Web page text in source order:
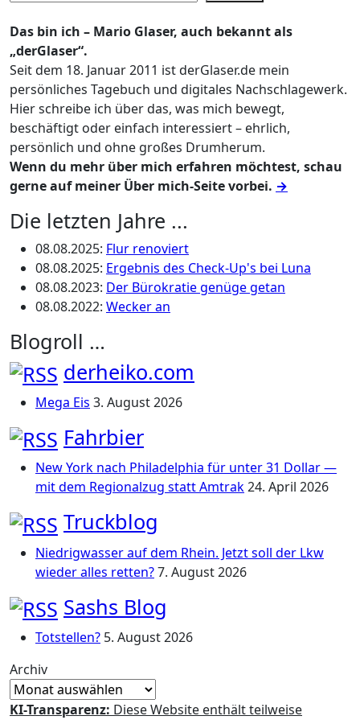
Das bin ich – Mario Glaser, auch bekannt als
„derGlaser“.
Seit dem 18. Januar 2011 ist derGlaser.de mein
persönliches Tagebuch und digitales Nachschlagewerk.
Hier schreibe ich über das, was mich bewegt,
beschäftigt oder einfach interessiert – ehrlich,
persönlich und ohne großes Drumherum.
Wenn du mehr über mich erfahren möchtest, schau
gerne auf meiner Über mich-Seite vorbei. →
Die letzten Jahre ...
08.08.2025: Flur renoviert
08.08.2025: Ergebnis des Check-Up's bei Luna
08.08.2023: Der Bürokratie genüge getan
08.08.2022: Wecker an
Blogroll …
derheiko.com
Mega Eis 3. August 2026
Fahrbier
New York nach Philadelphia für unter 31 Dollar —
mit dem Regionalzug statt Amtrak24. April 2026
Truckblog
Niedrigwasser auf dem Rhein. Jetzt soll der Lkw
wieder alles retten?7. August 2026
Sashs Blog
Totstellen? 5. August 2026
Archiv
KI-Transparenz: Diese Website enthält teilweise